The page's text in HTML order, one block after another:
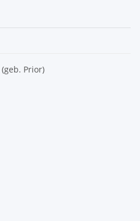
(geb. Prior)